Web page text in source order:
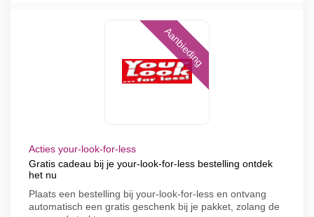
Aanbieding
Acties your-look-for-less
Gratis cadeau bij je your-look-for-less bestelling ontdek
het nu
Plaats een bestelling bij your-look-for-less en ontvang
automatisch een gratis geschenk bij je pakket, zolang de